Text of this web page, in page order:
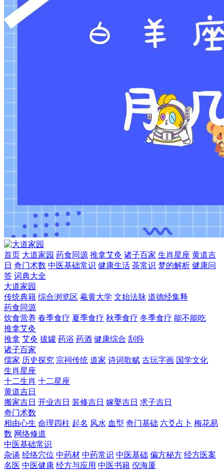
首页 大道家园 药食同源 推拿艾灸 诸子百家 生肖星座 黄道吉
日 奇门术数 中医基础常识 健康生活 茶常识 梦的解析 健康问
答 词典大全
大道家园
传统典籍 综合浏览区 羲黄大学 文始法脉 道德经集释
药食同源
饮食营养 春季食疗 夏季食疗 秋季食疗 冬季食疗 能不能吃
推拿艾灸
推拿 艾灸 拔罐 药浴 药酒 健康综合 刮痧
诸子百家
儒家 历史探究 宗祠传统 道家 诗词歌赋 古玩字画 国学文化
生肖星座
十二生肖 十二星座
黄道吉日
搬家吉日 开业吉日 装修吉日 嫁娶吉日 求子吉日
奇门术数
相由心生 命理四柱 起名 风水 血型 奇门基础 六爻占卜 梅花易
数 网络修道
中医基础常识
杂谈 经络穴位 中药材 中药常识 中医基础 偏方秘方 经方医案
名医 中医健康 经方与应用 中医书籍 倪海厦